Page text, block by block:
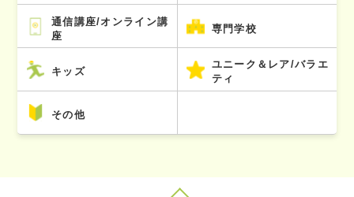
通信講座/オンライン講
座
専門学校
キッズ
ユニーク＆レア/バラエ
ティ
その他